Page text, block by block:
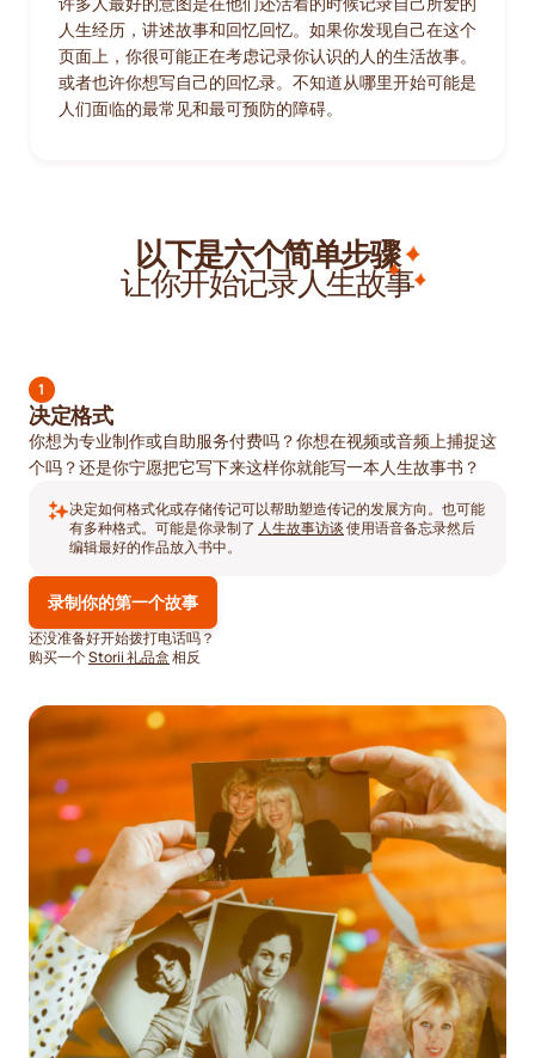
人生经历，讲述故事和回忆回忆。如果你发现自己在这个
页面上，你很可能正在考虑记录你认识的人的生活故事。
或者也许你想写自己的回忆录。不知道从哪里开始可能是
人们面临的最常见和最可预防的障碍。
以下是六个简单步骤
让你开始记录人生故事
1
决定格式
你想为专业制作或自助服务付费吗？你想在视频或音频上捕捉这
个吗？还是你宁愿把它写下来这样你就能写一本人生故事书？
决定如何格式化或存储传记可以帮助塑造传记的发展方向。也可能
有多种格式。可能是你录制了 人生故事访谈使用语音备忘录然后
编辑最好的作品放入书中。
录制你的第一个故事
还没准备好开始拨打电话吗？
购买一个Storii 礼品盒相反